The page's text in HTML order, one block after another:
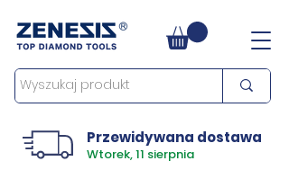
Przewidywana dostawa
Wtorek, 11 sierpnia